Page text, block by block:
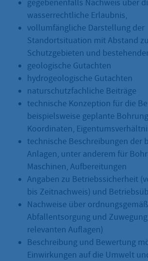
gegebenenfalls Nachweis über
wasserrechtliche Erlaubnis,
vollumfängliche Darstellung der
Standortsituation mit Abstand zu
Schutzgebieten und
geologische Gutachten
hydrogeologische Gutachten
naturschutzfachliche Beiträge
technische Konzeption für die
beispielsweise geplante
Koordinaten,
technische Beschreibungen der
Anlagen, unter anderem für
Maschinen, Aufbereitungen
Angaben zu Betriebssicherheit
bis Zeitnachweis) und
Nachweise über
Abfallentsorgung und
relevanten Auflagen)
Beschreibung und Bewertung
Einwirkungen auf die Umwelt